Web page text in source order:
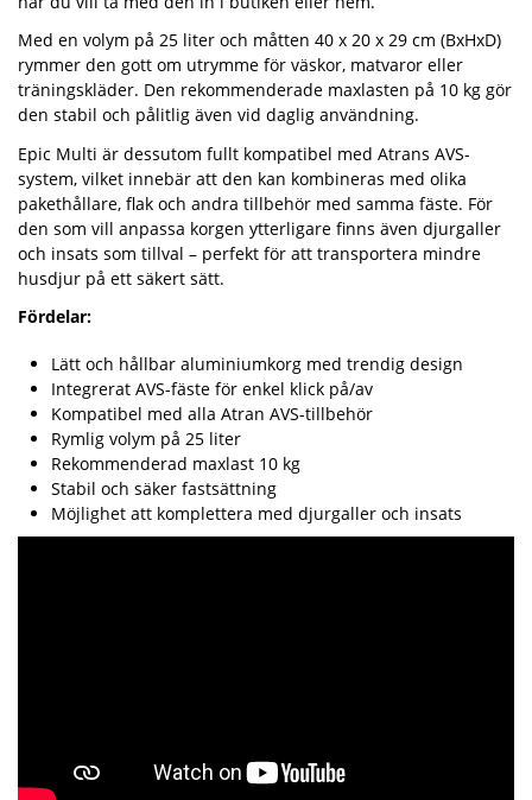
Med en volym på 25 liter och måtten 40 x 20 x 29 cm (BxHxD)
rymmer den gott om utrymme för väskor, matvaror eller
träningskläder. Den rekommenderade maxlasten på 10 kg gör
den stabil och pålitlig även vid daglig användning.
Epic Multi är dessutom fullt kompatibel med Atrans AVS-
system, vilket innebär att den kan kombineras med olika
pakethållare, flak och andra tillbehör med samma fäste. För
den som vill anpassa korgen ytterligare finns även djurgaller
och insats som tillval – perfekt för att transportera mindre
husdjur på ett säkert sätt.
Fördelar:
Lätt och hållbar aluminiumkorg med trendig design
Integrerat AVS-fäste för enkel klick på/av
Kompatibel med alla Atran AVS-tillbehör
Rymlig volym på 25 liter
Rekommenderad maxlast 10 kg
Stabil och säker fastsättning
Möjlighet att komplettera med djurgaller och insats